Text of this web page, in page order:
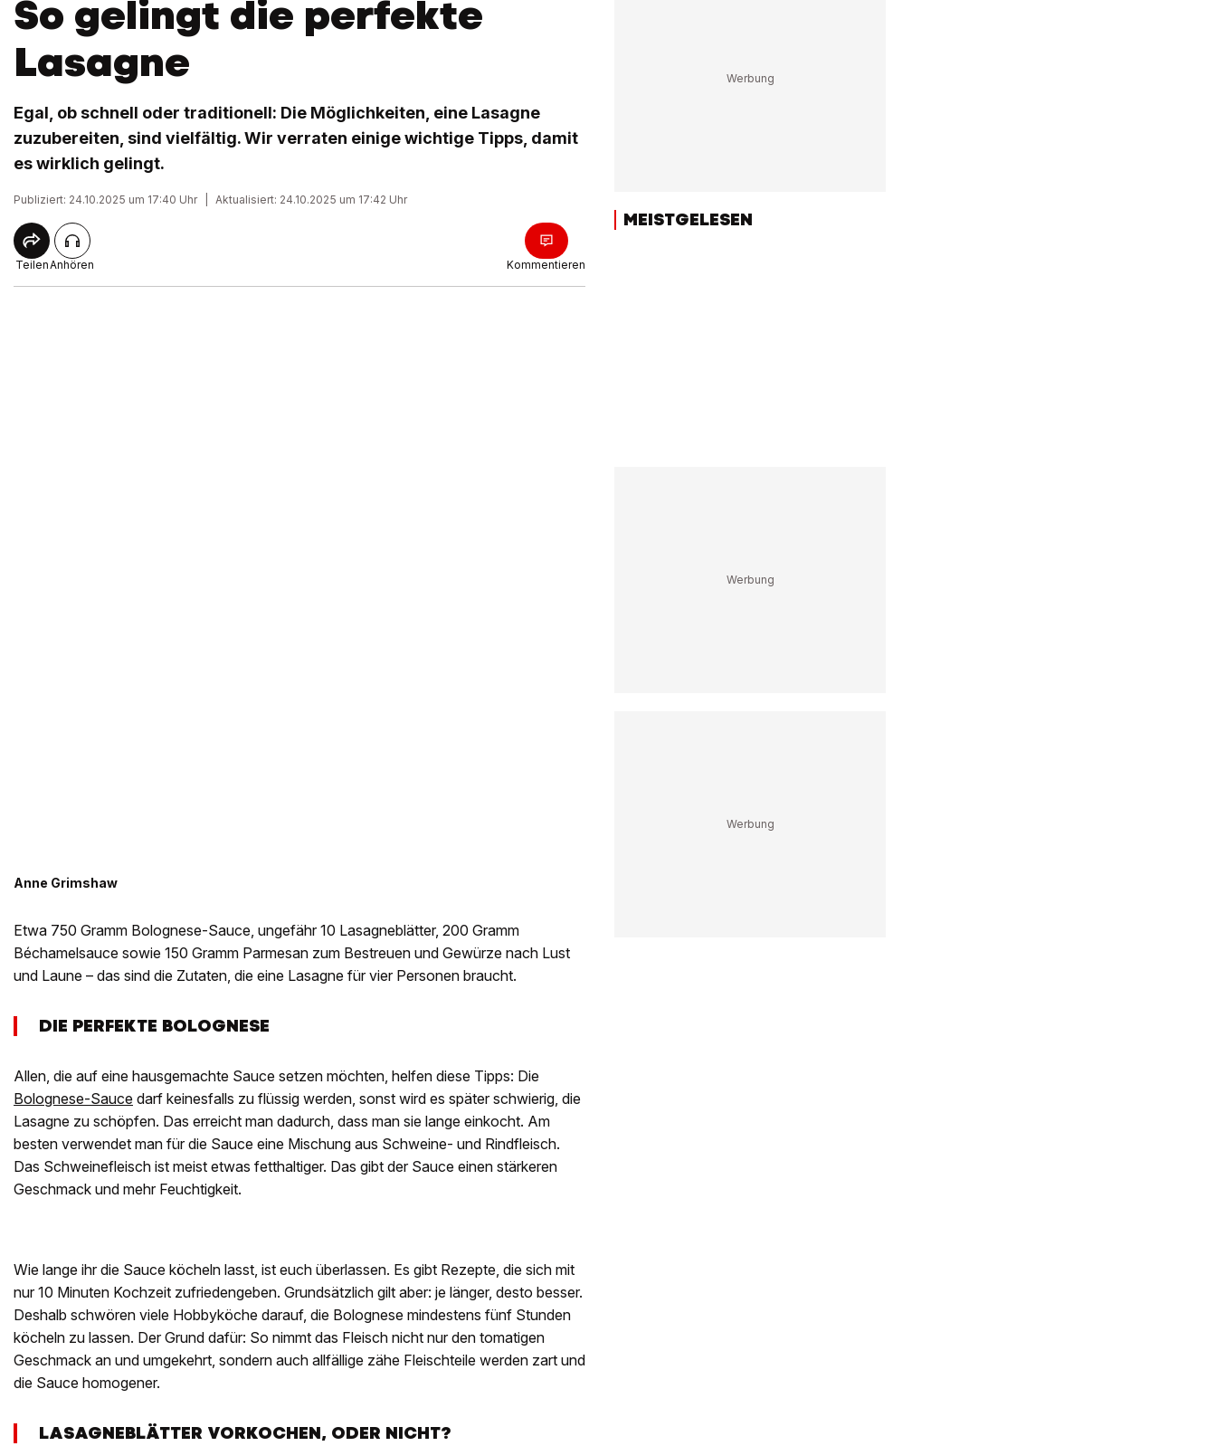
So gelingt die perfekte
Lasagne
Egal, ob schnell oder traditionell: Die Möglichkeiten, eine Lasagne
zuzubereiten, sind vielfältig. Wir verraten einige wichtige Tipps, damit
es wirklich gelingt.
Publiziert: 24.10.2025 um 17:40 Uhr Aktualisiert: 24.10.2025 um 17:42 Uhr
TeilenAnhören Kommentieren
Anne Grimshaw
Etwa 750 Gramm Bolognese-Sauce, ungefähr 10 Lasagneblätter, 200 Gramm
Béchamelsauce sowie 150 Gramm Parmesan zum Bestreuen und Gewürze nach Lust
und Laune – das sind die Zutaten, die eine Lasagne für vier Personen braucht.
DIE PERFEKTE BOLOGNESE
Allen, die auf eine hausgemachte Sauce setzen möchten, helfen diese Tipps: Die
Bolognese-Sauce darf keinesfalls zu flüssig werden, sonst wird es später schwierig, die
Lasagne zu schöpfen. Das erreicht man dadurch, dass man sie lange einkocht. Am
besten verwendet man für die Sauce eine Mischung aus Schweine- und Rindfleisch.
Das Schweinefleisch ist meist etwas fetthaltiger. Das gibt der Sauce einen stärkeren
Geschmack und mehr Feuchtigkeit.
Wie lange ihr die Sauce köcheln lasst, ist euch überlassen. Es gibt Rezepte, die sich mit
nur 10 Minuten Kochzeit zufriedengeben. Grundsätzlich gilt aber: je länger, desto besser.
Deshalb schwören viele Hobbyköche darauf, die Bolognese mindestens fünf Stunden
köcheln zu lassen. Der Grund dafür: So nimmt das Fleisch nicht nur den tomatigen
Geschmack an und umgekehrt, sondern auch allfällige zähe Fleischteile werden zart und
die Sauce homogener.
LASAGNEBLÄTTER VORKOCHEN, ODER NICHT?
MEISTGELESEN